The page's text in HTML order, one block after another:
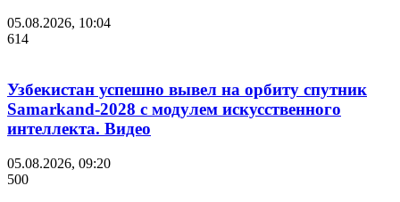
05.08.2026, 10:04
614
Узбекистан успешно вывел на орбиту спутник
Samarkand-2028 с модулем искусственного
интеллекта. Видео
05.08.2026, 09:20
500